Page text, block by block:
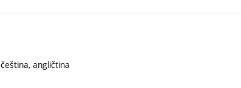
čeština, angličtina